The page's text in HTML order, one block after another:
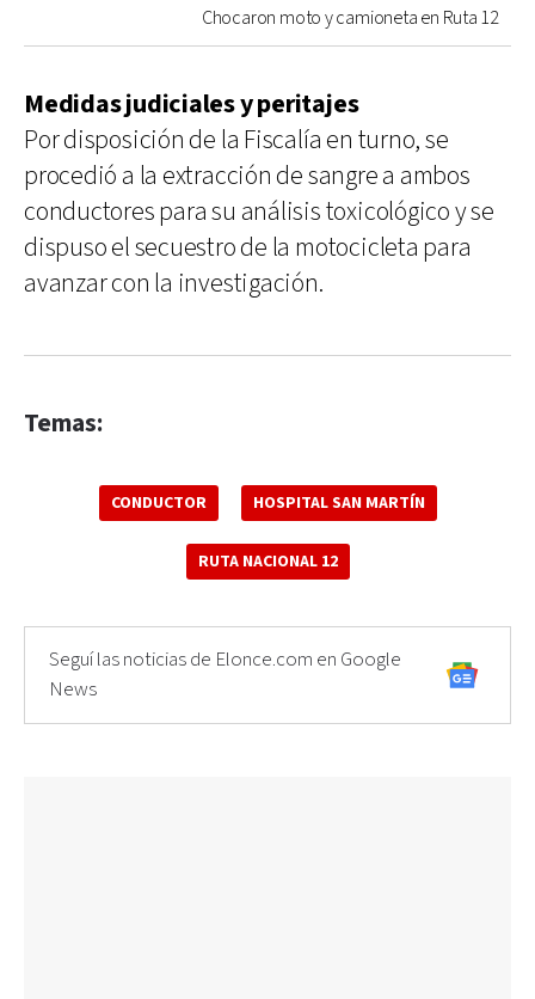
Chocaron moto y camioneta en Ruta 12
Medidas judiciales y peritajes
Por disposición de la Fiscalía en turno, se
procedió a la extracción de sangre a ambos
conductores para su análisis toxicológico y se
dispuso el secuestro de la motocicleta para
avanzar con la investigación.
Temas:
CONDUCTOR HOSPITAL SAN MARTÍN
RUTA NACIONAL 12
Seguí las noticias de Elonce.com en Google
News